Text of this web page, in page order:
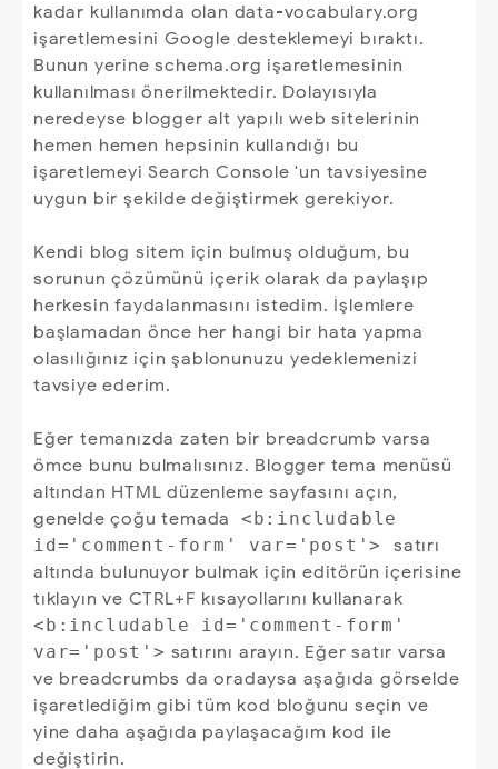
kadar kullanımda olan data-vocabulary.org
işaretlemesini Google desteklemeyi bıraktı.
Bunun yerine schema.org işaretlemesinin
kullanılması önerilmektedir. Dolayısıyla
neredeyse blogger alt yapılı web sitelerinin
hemen hemen hepsinin kullandığı bu
işaretlemeyi Search Console 'un tavsiyesine
uygun bir şekilde değiştirmek gerekiyor.
Kendi blog sitem için bulmuş olduğum, bu
sorunun çözümünü içerik olarak da paylaşıp
herkesin faydalanmasını istedim. İşlemlere
başlamadan önce her hangi bir hata yapma
olasılığınız için şablonunuzu yedeklemenizi
tavsiye ederim.
Eğer temanızda zaten bir breadcrumb varsa
ömce bunu bulmalısınız. Blogger tema menüsü
altından HTML düzenleme sayfasını açın,
genelde çoğu temada <b:includable
id='comment-form' var='post'> satırı
altında bulunuyor bulmak için editörün içerisine
tıklayın ve CTRL+F kısayollarını kullanarak
<b:includable id='comment-form'
var='post'> satırını arayın. Eğer satır varsa
ve breadcrumbs da oradaysa aşağıda görselde
işaretlediğim gibi tüm kod bloğunu seçin ve
yine daha aşağıda paylaşacağım kod ile
değiştirin.